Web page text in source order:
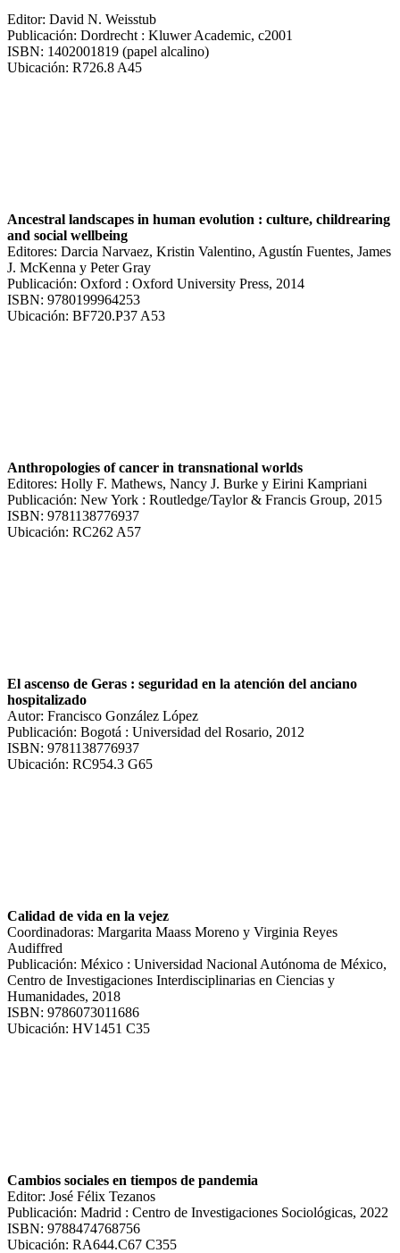
Editor: David N. Weisstub
Publicación: Dordrecht : Kluwer Academic, c2001
ISBN: 1402001819 (papel alcalino)
Ubicación: R726.8 A45
Ancestral landscapes in human evolution : culture, childrearing
and social wellbeing
Editores: Darcia Narvaez, Kristin Valentino, Agustín Fuentes, James
J. McKenna y Peter Gray
Publicación: Oxford : Oxford University Press, 2014
ISBN: 9780199964253
Ubicación: BF720.P37 A53
Anthropologies of cancer in transnational worlds
Editores: Holly F. Mathews, Nancy J. Burke y Eirini Kampriani
Publicación: New York : Routledge/Taylor & Francis Group, 2015
ISBN: 9781138776937
Ubicación: RC262 A57
El ascenso de Geras : seguridad en la atención del anciano
hospitalizado
Autor: Francisco González López
Publicación: Bogotá : Universidad del Rosario, 2012
ISBN: 9781138776937
Ubicación: RC954.3 G65
Calidad de vida en la vejez
Coordinadoras: Margarita Maass Moreno y Virginia Reyes
Audiffred
Publicación: México : Universidad Nacional Autónoma de México,
Centro de Investigaciones Interdisciplinarias en Ciencias y
Humanidades, 2018
ISBN: 9786073011686
Ubicación: HV1451 C35
Cambios sociales en tiempos de pandemia
Editor: José Félix Tezanos
Publicación: Madrid : Centro de Investigaciones Sociológicas, 2022
ISBN: 9788474768756
Ubicación: RA644.C67 C355